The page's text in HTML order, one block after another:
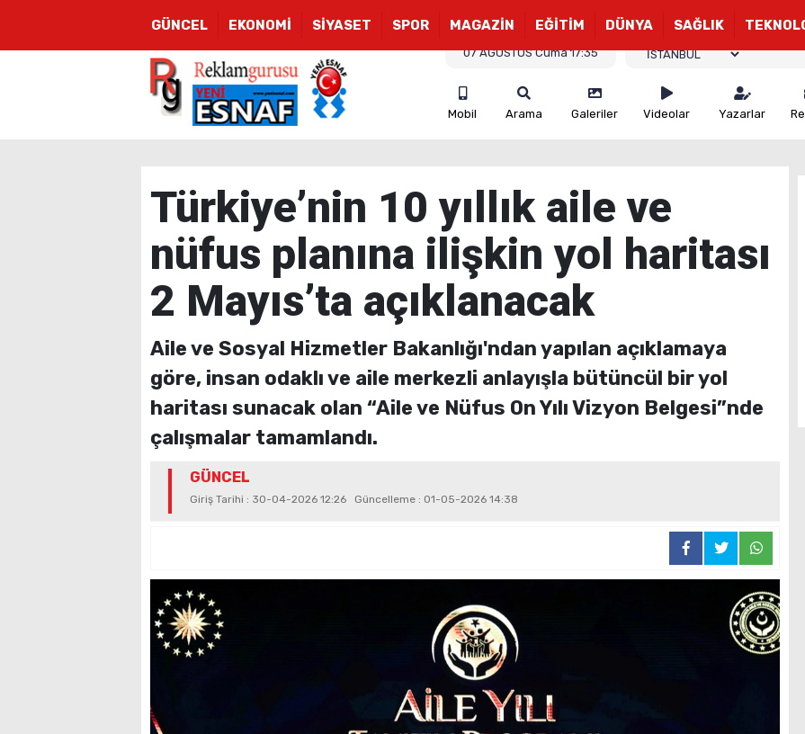
GÜNCEL EKONOMİ SİYASET SPOR MAGAZİN EĞİTİM DÜNYA SAĞLIK
07 AĞUSTOS Cuma 17:35
Mobil Arama Galeriler Videolar Yazarlar
Türkiye’nin 10 yıllık aile ve
nüfus planına ilişkin yol haritası
2 Mayıs’ta açıklanacak
Aile ve Sosyal Hizmetler Bakanlığı'ndan yapılan açıklamaya
göre, insan odaklı ve aile merkezli anlayışla bütüncül bir yol
haritası sunacak olan “Aile ve Nüfus On Yılı Vizyon Belgesi”nde
çalışmalar tamamlandı.
GÜNCEL
Giriş Tarihi : 30-04-2026 12:26 Güncelleme : 01-05-2026 14:38